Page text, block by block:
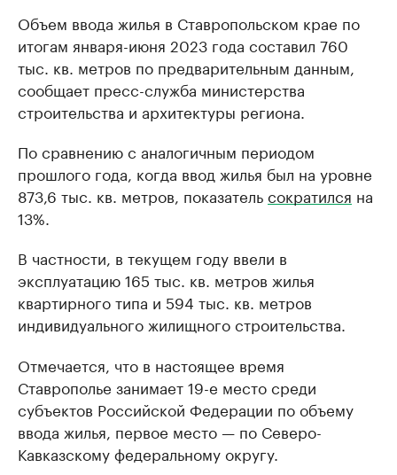
Объем ввода жилья в Ставропольском крае по
итогам января-июня 2023 года составил 760
тыс. кв. метров по предварительным данным,
сообщает пресс-служба министерства
строительства и архитектуры региона.
По сравнению с аналогичным периодом
прошлого года, когда ввод жилья был на уровне
873,6 тыс. кв. метров, показательсократился на
13%.
В частности, в текущем году ввели в
эксплуатацию 165 тыс. кв. метров жилья
квартирного типа и 594 тыс. кв. метров
индивидуального жилищного строительства.
Отмечается, что в настоящее время
Ставрополье занимает 19-е место среди
субъектов Российской Федерации по объему
ввода жилья, первое место — по Северо-
Кавказскому федеральному округу.